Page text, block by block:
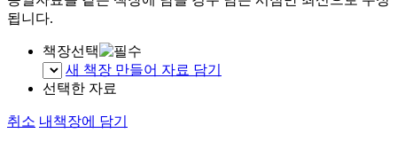
됩니다.
책장선택
새 책장 만들어 자료 담기
선택한 자료
취소 내책장에 담기